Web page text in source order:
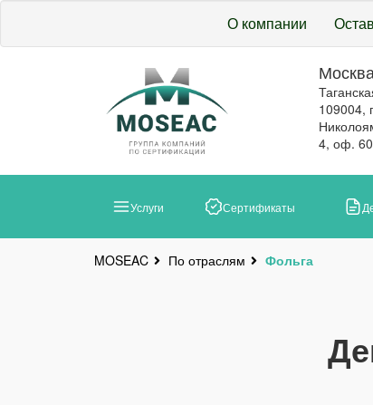
О компании
Москва
109004,
4, оф.
Услуги Сертификаты
MOSEAC По отраслям Фольга